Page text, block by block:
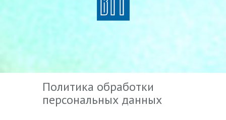
Политика обработки
персональных данных